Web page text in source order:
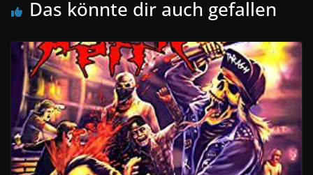
Das könnte dir auch gefallen